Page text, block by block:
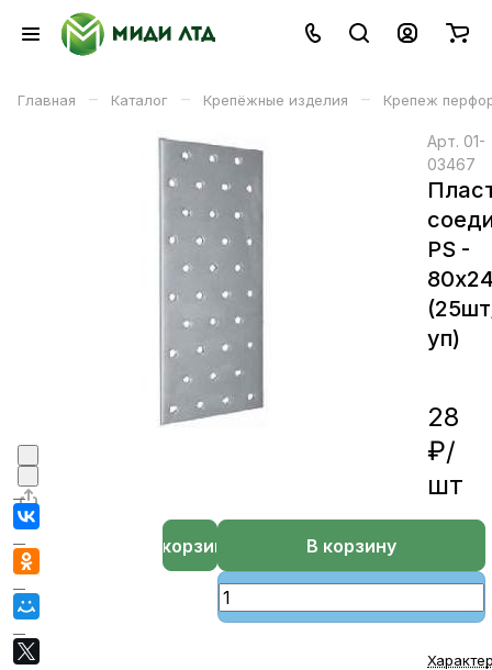
Главная – Каталог – Крепёжные изделия – Крепеж
Арт. 01-
03467
PS -
уп)
28
₽/
шт
В корзину
В корзине